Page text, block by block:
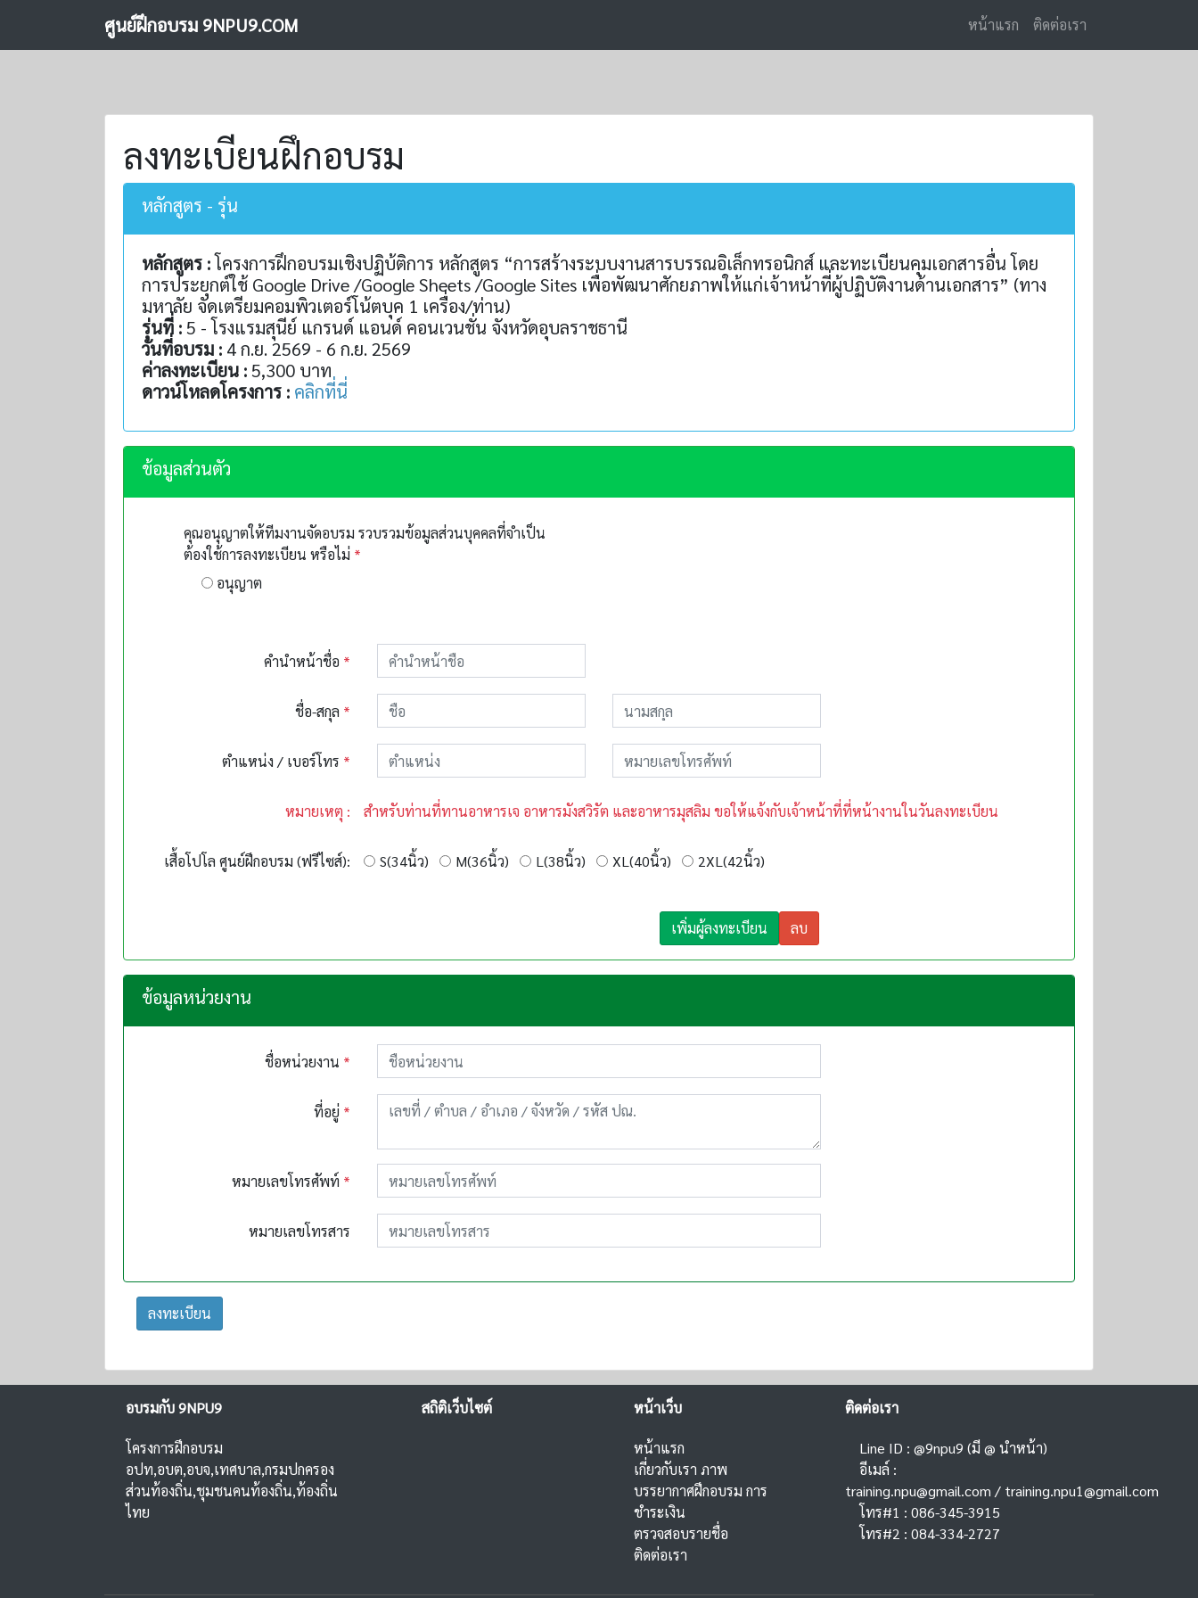
ศูนย์ฝึกอบรม 9NPU9.COM หน้าแรก ติดต่อเรา
ลงทะเบียนฝึกอบรม
หลักสูตร - รุ่น
หลักสูตร :โครงการฝึกอบรมเชิงปฏิบ้ติการ หลักสูตร “การสร้างระบบงานสารบรรณอิเล็กทรอนิกส์ และทะเบียนคุมเอกสารอื่น โดย
การประยุกต์ใช้ Google Drive /Google Sheets /Google Sites เพื่อพัฒนาศักยภาพให้แก่เจ้าหน้าที่ผู้ปฏิบัติงานด้านเอกสาร” (ทาง
มหาลัย จัดเตรียมคอมพิวเตอร์โน้ตบุค 1 เครื่อง/ท่าน)
รุ่นที่ : 5 - โรงแรมสุนีย์ แกรนด์ แอนด์ คอนเวนชั่น จังหวัดอุบลราชธานี
วันที่อบรม : 4 ก.ย. 2569 - 6 ก.ย. 2569
ค่าลงทะเบียน : 5,300 บาท
ดาวน์โหลดโครงการ : คลิกที่นี่
ข้อมูลส่วนตัว
คุณอนุญาตให้ทีมงานจัดอบรม รวบรวมข้อมูลส่วนบุคคลที่จำเป็น
ต้องใช้การลงทะเบียน หรือไม่ *
อนุญาต
คำนำหน้าชื่อ *
ชื่อ-สกุล *
ตำแหน่ง / เบอร์โทร *
หมายเหตุ : สำหรับท่านที่ทานอาหารเจ อาหารมังสวิรัต และอาหารมุสลิม ขอให้แจ้งกับเจ้าหน้าที่ที่หน้างานในวันลงทะเบียน
เสื้อโปโล ศูนย์ฝึกอบรม (ฟรีไซส์): S(34นิ้ว) M(36นิ้ว) L(38นิ้ว) XL(40นิ้ว) 2XL(42นิ้ว)
เพิ่มผู้ลงทะเบียน ลบ
ข้อมูลหน่วยงาน
ชื่อหน่วยงาน *
ที่อยู่ *
หมายเลขโทรศัพท์ *
หมายเลขโทรสาร
ลงทะเบียน
อบรมกับ 9NPU9
โครงการฝึกอบรม
อปท,อบต,อบจ,เทศบาล,กรมปกครอง
ส่วนท้องถิ่น,ชุมชนคนท้องถิ่น,ท้องถิ่น
ไทย
สถิติเว็บไซต์ หน้าเว็บ
หน้าแรก
เกี่ยวกับเรา ภาพ
บรรยากาศฝึกอบรม การ
ชำระเงิน
ตรวจสอบรายชื่อ
ติดต่อเรา
ติดต่อเรา
Line ID : @9npu9 (มี @ นำหน้า)
อีเมล์ :
training.npu@gmail.com / training.npu1@gmail.com
โทร#1 : 086-345-3915
โทร#2 : 084-334-2727